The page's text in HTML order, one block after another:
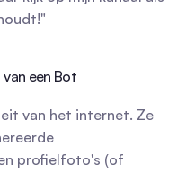
een Bot
van het internet. Ze
profielfoto's (of